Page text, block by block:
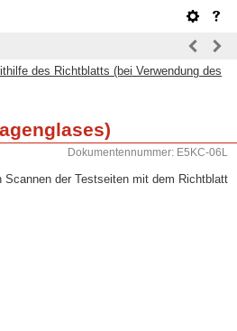
des Richtblatts (bei Verwendung des
Dokumentennummer: E5KC-06L
der Testseiten mit dem Richtblatt